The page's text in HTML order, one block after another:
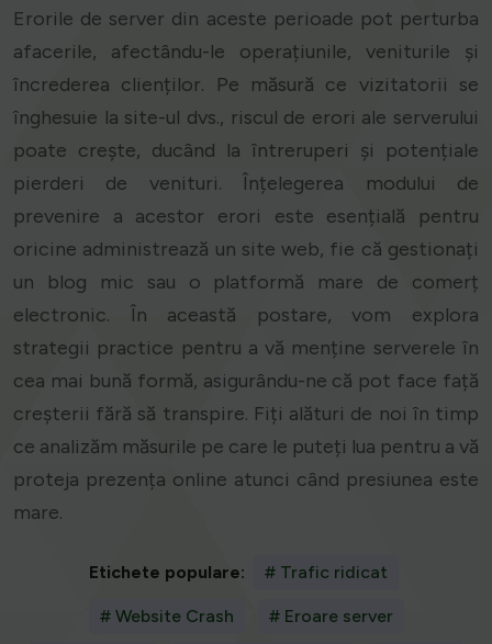
Erorile de server din aceste perioade pot perturba
afacerile, afectându-le operațiunile, veniturile și
încrederea clienților. Pe măsură ce vizitatorii se
înghesuie la site-ul dvs., riscul de erori ale serverului
poate crește, ducând la întreruperi și potențiale
pierderi de venituri. Înțelegerea modului de
prevenire a acestor erori este esențială pentru
oricine administrează un site web, fie că gestionați
un blog mic sau o platformă mare de comerț
electronic. În această postare, vom explora
strategii practice pentru a vă menține serverele în
cea mai bună formă, asigurându-ne că pot face față
creșterii fără să transpire. Fiți alături de noi în timp
ce analizăm măsurile pe care le puteți lua pentru a vă
proteja prezența online atunci când presiunea este
mare.
Etichete populare: # Trafic ridicat
# Website Crash # Eroare server